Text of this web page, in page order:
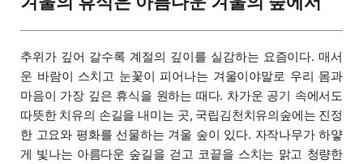
추위가 깊어 갈수록 계절의 깊이를 실감하는 요즘이다. 매서
운 바람이 스치고 눈꽃이 피어나는 겨울이야말로 우리 몸과
마음이 가장 깊은 휴식을 원하는 때다. 차가운 공기 속에서도
따뜻한 치유의 손길을 내미는 곳, 국립김천치유의숲에는 진정
한 고요와 평화를 선물하는 겨울 숲이 있다. 자작나무가 하얗
게 빛나는 아름다운 숲길을 걷고 코끝을 스치는 맑고 청량한